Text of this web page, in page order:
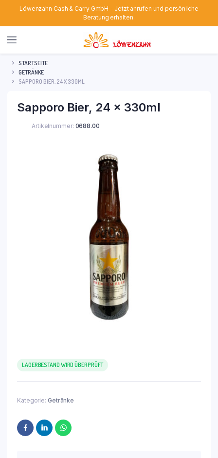
Löwenzahn Cash & Carry GmbH - Jetzt anrufen und persönliche
Beratung erhalten.
STARTSEITE
GETRÄNKE
SAPPORO BIER, 24 X 330ML
Sapporo Bier, 24 x 330ml
Artikelnummer: 0688.00
LAGERBESTAND WIRD ÜBERPRÜFT
Kategorie: Getränke